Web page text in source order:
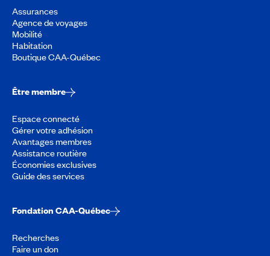
Assurances
Agence de voyages
Mobilité
Habitation
Boutique CAA-Québec
Être membre
Espace connecté
Gérer votre adhésion
Avantages membres
Assistance routière
Économies exclusives
Guide des services
Fondation CAA-Québec
Recherches
Faire un don